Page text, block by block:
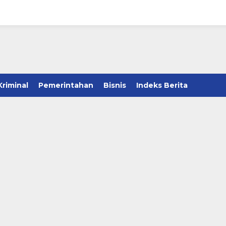
Pemerintahan Bisnis Indeks Berita